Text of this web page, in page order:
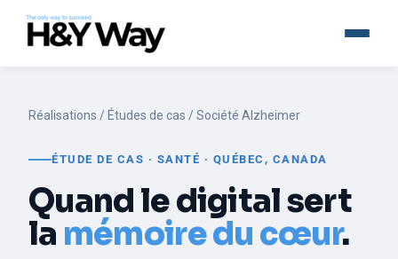
Réalisations / Études de cas / Société Alzheimer
ÉTUDE DE CAS · SANTÉ · QUÉBEC, CANADA
Quand le digital sert
la mémoire du cœur.